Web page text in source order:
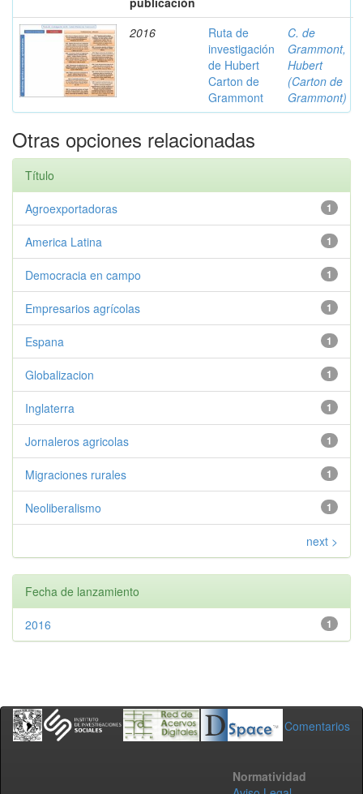
2016
Ruta de
investigación
de Hubert
Carton de
Grammont
C. de
Grammont,
Hubert
(Carton de
Grammont)
Otras opciones relacionadas
Título
1
Agroexportadoras
1
America Latina
1
Democracia en campo
1
Empresarios agrícolas
1
Espana
1
Globalizacion
1
Inglaterra
1
Jornaleros agricolas
1
Migraciones rurales
1
Neoliberalismo
next >
Fecha de lanzamiento
1
2016
Comentarios
Normatividad